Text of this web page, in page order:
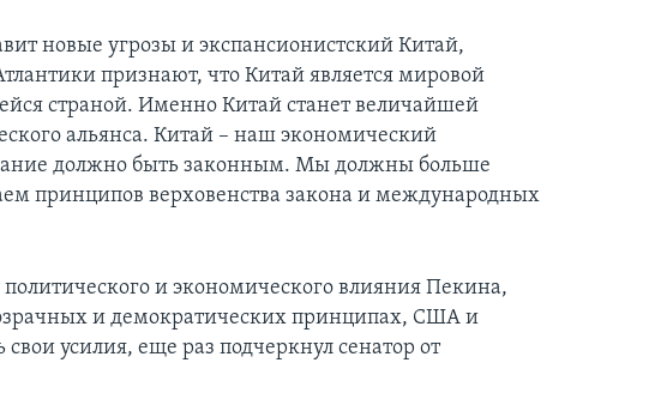
новые угрозы и экспансионистский Китай,
признают, что Китай является мировой
страной. Именно Китай станет величайшей
альянса. Китай – наш экономический
должно быть законным. Мы должны больше
принципов верховенства закона и международных
политического и экономического влияния Пекина,
и демократических принципах, США и
усилия, еще раз подчеркнул сенатор от